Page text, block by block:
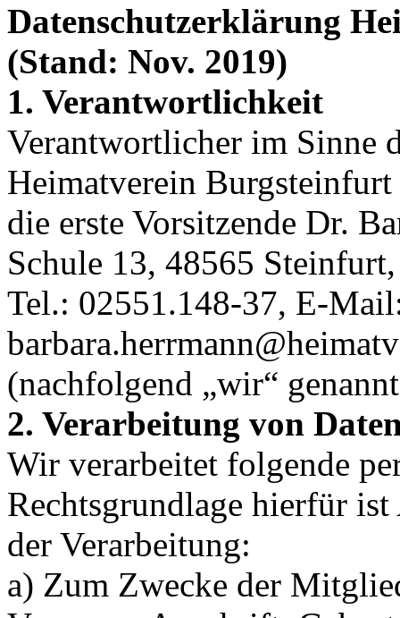
Datenschutzerklärung
(Stand: Nov. 2019)
1. Verantwortlichkeit
Verantwortlicher im Sinne
Heimatverein
die erste Vorsitzende Dr.
Schule 13, 48565 Steinfurt,
Tel.: 02551.148-37, E-
(nachfolgend „wir“
2. Verarbeitung von
Wir verarbeitet folgende
Rechtsgrundlage hierfür
der Verarbeitung:
a) Zum Zwecke der